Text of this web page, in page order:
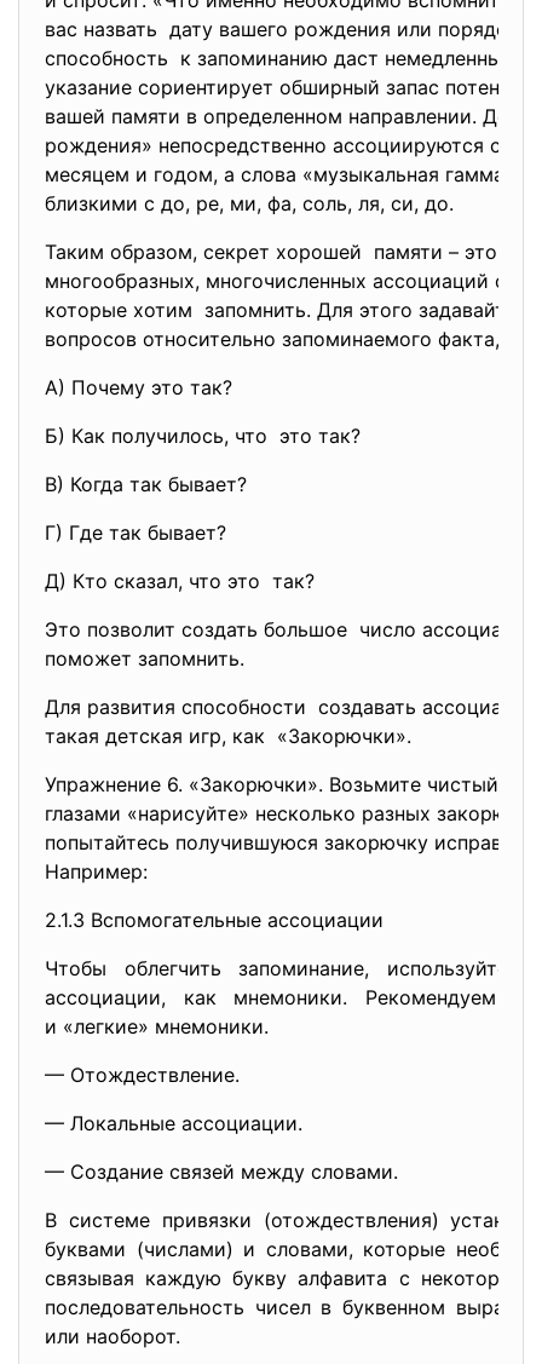
вас назвать дату вашего рождения или порядок
способность к запоминанию даст немедленный
указание сориентирует обширный запас
вашей памяти в определенном направлении. Дело
рождения» непосредственно ассоциируются с
месяцем и годом, а слова «музыкальная гамма»
близкими с до, ре, ми, фа, соль, ля, си, до.
Таким образом, секрет хорошей памяти – это
многообразных, многочисленных ассоциаций со
которые хотим запомнить. Для этого задавайте
вопросов относительно запоминаемого факта,
А) Почему это так?
Б) Как получилось, что это так?
В) Когда так бывает?
Г) Где так бывает?
Д) Кто сказал, что это так?
Это позволит создать большое число ассоциаций
поможет запомнить.
Для развития способности создавать
такая детская игр, как «Закорючки».
Упражнение 6. «Закорючки». Возьмите чистый
глазами «нарисуйте» несколько разных
попытайтесь получившуюся закорючку
Например:
2.1.3 Вспомогательные ассоциации
Чтобы облегчить запоминание,
ассоциации, как мнемоники. Рекомендуем
и «легкие» мнемоники.
— Отождествление.
— Локальные ассоциации.
— Создание связей между словами.
В системе привязки (отождествления)
буквами (числами) и словами, которые
связывая каждую букву алфавита с
последовательность чисел в буквенном
или наоборот.